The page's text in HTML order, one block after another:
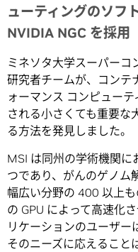
ューティングのソフ
NVIDIA NGC を採用
ミネソタ大学スーパーコ
研究者チームが、コンテ
ォーマンス コンピュー
される小さくても重要な
る方法を発見しました。
MSI は同州の学術機関に
つであり、がんのゲノム
幅広い分野の 400 以上
の GPU によって高速化
リケーションのユーザー
そのニーズに応えること